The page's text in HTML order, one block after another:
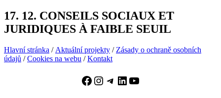
17. 12. CONSEILS SOCIAUX ET
JURIDIQUES À FAIBLE SEUIL
Hlavní stránka / Aktuální projekty / Zásady o ochraně osobních
údajů /Cookies na webu /Kontakt
Facebook
Instagram
Telegram
LinkedIn
YouTube